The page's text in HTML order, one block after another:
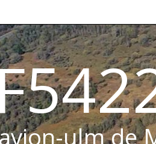
ulm de